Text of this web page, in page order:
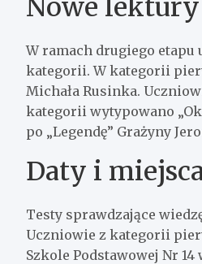
Nowe
W ramach drugiego
kategorii. W kategorii
Michała Rusinka.
kategorii wytypowano
po „Legendę” Grażyny
Daty i
Testy sprawdzające
Uczniowie z kategorii
Szkole Podstawowej Nr